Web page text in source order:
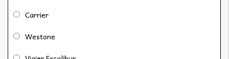
Carrier
Westone